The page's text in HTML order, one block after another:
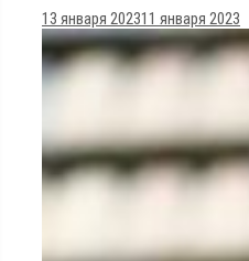
13 января 202311 января 2023